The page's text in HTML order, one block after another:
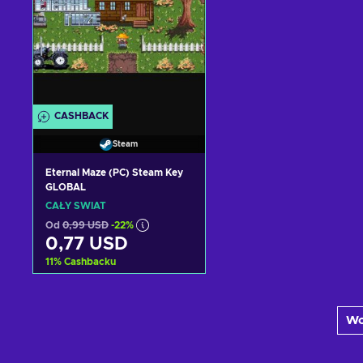
CASHBACK
Steam
Eternal Maze (PC) Steam Key
GLOBAL
CAŁY ŚWIAT
Od 0,99 USD -22%
0,77 USD
11% Cashbacku